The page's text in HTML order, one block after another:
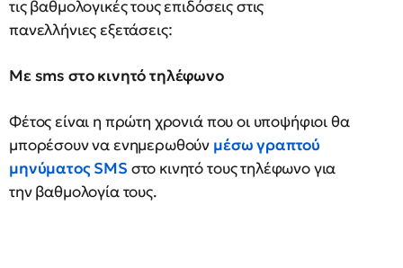
τις βαθμολογικές τους επιδόσεις στις
πανελλήνιες εξετάσεις:
Με sms στο κινητό τηλέφωνο
Φέτος είναι η πρώτη χρονιά που οι υποψήφιοι θα
μπορέσουν να ενημερωθούν μέσω γραπτού
μηνύματος SMS στο κινητό τους τηλέφωνο για
την βαθμολογία τους.